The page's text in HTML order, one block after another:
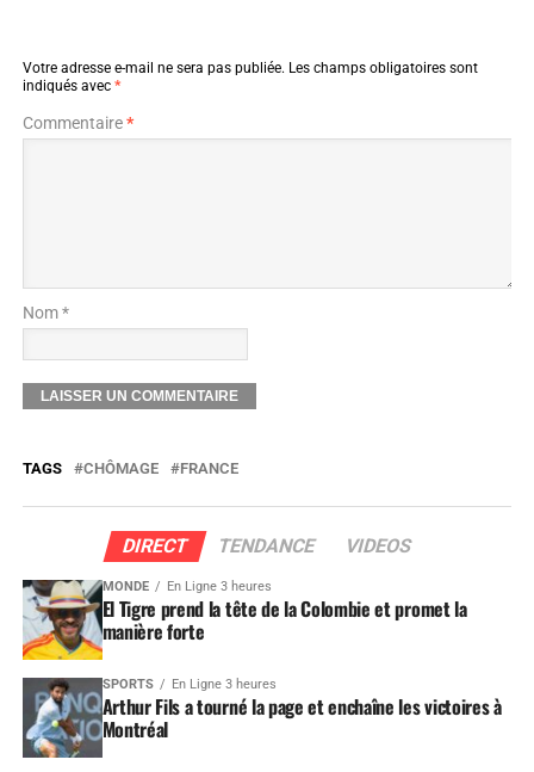
Votre adresse e-mail ne sera pas publiée. Les champs obligatoires sont
indiqués avec *
Commentaire*
Nom *
TAGS CHÔMAGE FRANCE
DIRECT TENDANCE VIDEOS
MONDE En Ligne 3 heures
El Tigre prend la tête de la Colombie et promet la
manière forte
SPORTS En Ligne 3 heures
Arthur Fils a tourné la page et enchaîne les victoires à
Montréal